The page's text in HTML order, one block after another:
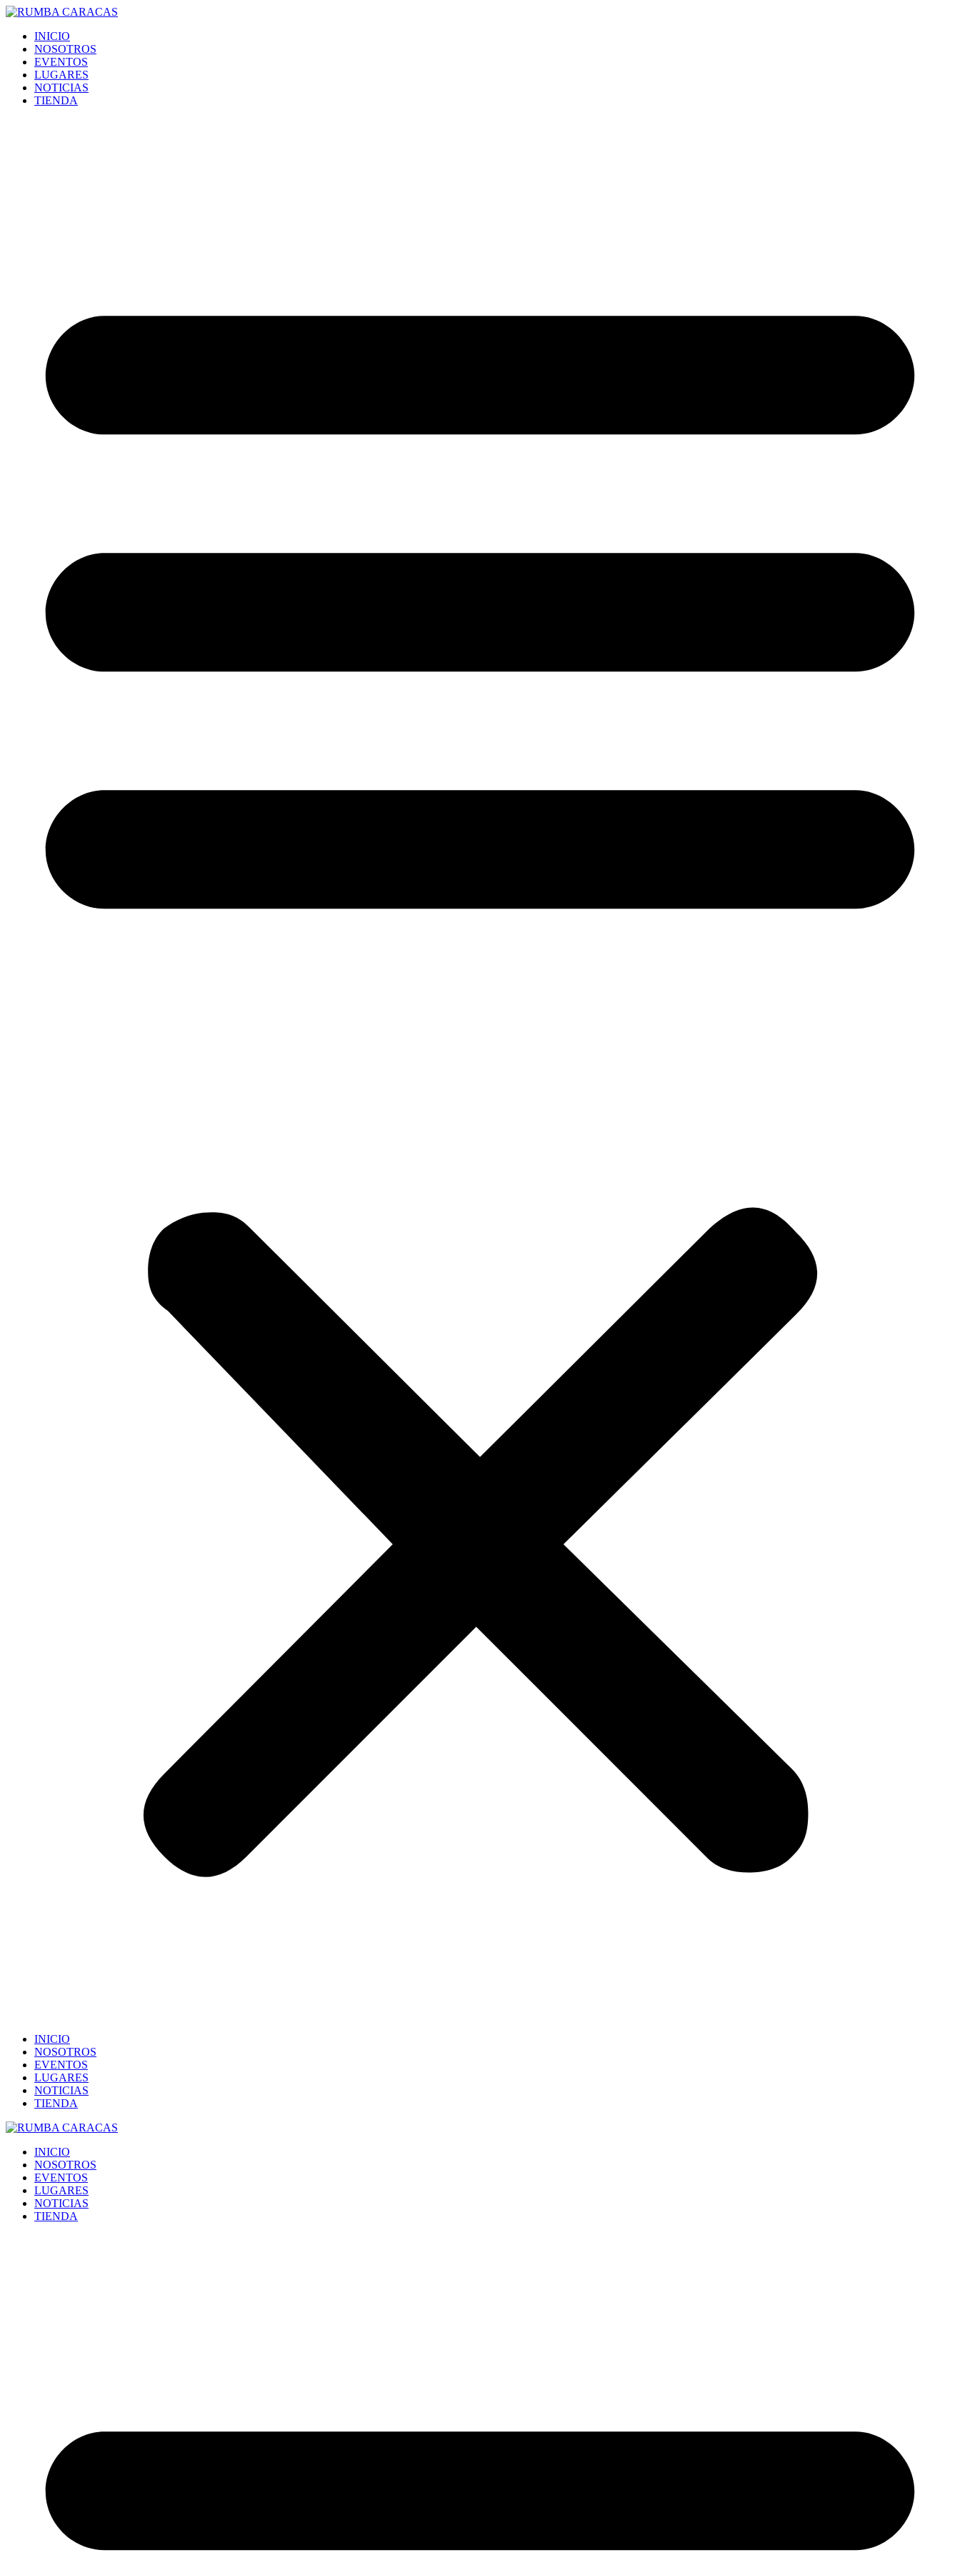
Ir
contenidoINICIO
NOSOTROS
EVENTOS
LUGARES
NOTICIAS
TIENDA
INICIO
NOSOTROS
EVENTOS
LUGARES
NOTICIAS
TIENDA
INICIO
NOSOTROS
EVENTOS
LUGARES
NOTICIAS
TIENDA